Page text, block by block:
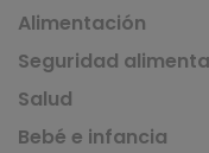
Alimentación
Seguridad
Salud
Bebé e infancia